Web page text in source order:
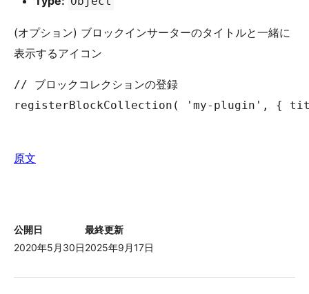
(オプション) ブロックインサーターのタイトルと一緒に
表示するアイコン
// ブロックコレクションの登録
registerBlockCollection( 'my-plugin', {
原文
公開日
2020年5月30日
最終更新
2025年9月17日